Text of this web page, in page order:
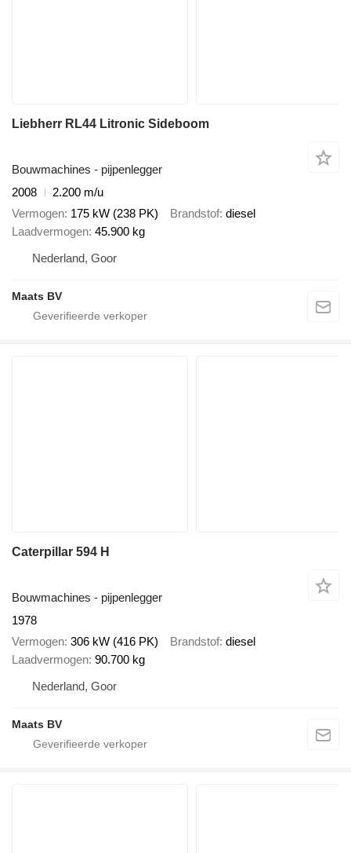
Liebherr RL44 Litronic Sideboom
Bouwmachines - pijpenlegger
2008
2.200 m/u
Vermogen 175 kW (238 PK) Brandstof diesel
Laadvermogen 45.900 kg
Nederland, Goor
Maats BV
Caterpillar 594 H
Bouwmachines - pijpenlegger
1978
Vermogen 306 kW (416 PK) Brandstof diesel
Laadvermogen 90.700 kg
Nederland, Goor
Maats BV